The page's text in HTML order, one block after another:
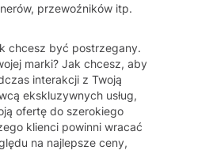
przewoźników itp.
chcesz być postrzegany.
marki? Jak chcesz, aby
interakcji z Twoją
ekskluzywnych usług,
ofertę do szerokiego
klienci powinni wracać
na najlepsze ceny,